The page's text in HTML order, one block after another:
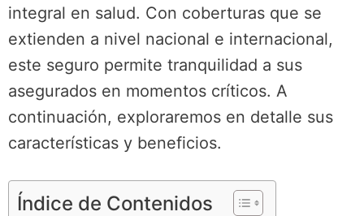
integral en salud. Con coberturas que se
extienden a nivel nacional e internacional,
este seguro permite tranquilidad a sus
asegurados en momentos críticos. A
continuación, exploraremos en detalle sus
características y beneficios.
Índice de Contenidos